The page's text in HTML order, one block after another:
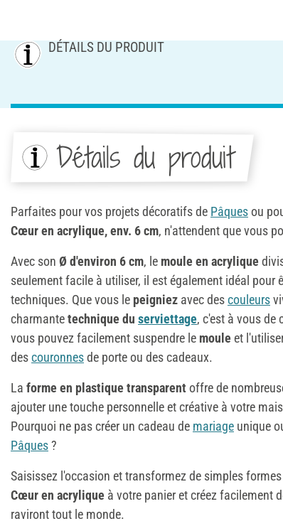
DÉTAILS DU PRODUIT
Détails du produit
Parfaites pour vos projets décoratifs de Pâquesou
Cœur en acrylique, env. 6 cm, n'attendent que vous
Avec son Ø d'environ 6 cm, le moule en acrylique
seulement facile à utiliser, il est également idéal pour
techniques. Que vous le peigniez avec descouleurs
charmantetechnique du serviettage, c'est à vous de
vous pouvez facilement suspendre le moule et
descouronnesde porte ou des cadeaux.
La forme en plastique transparent offre de
ajouter une touche personnelle et créative à votre
Pourquoi ne pas créer un cadeau de mariage unique
Pâques?
Saisissez l'occasion et transformez de simples
Cœur en acrylique à votre panier et créez facilement
raviront tout le monde.